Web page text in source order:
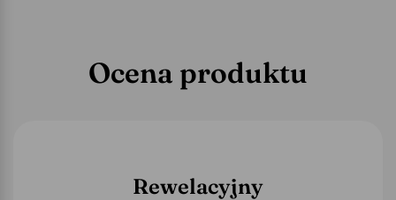
Ocena produktu
Rewelacyjny